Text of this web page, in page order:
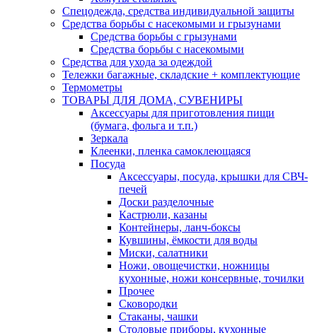
Спецодежда, средства индивидуальной защиты
Средства борьбы с насекомыми и грызунами
Средства борьбы с грызунами
Средства борьбы с насекомыми
Средства для ухода за одеждой
Тележки багажные, складские + комплектующие
Термометры
ТОВАРЫ ДЛЯ ДОМА, СУВЕНИРЫ
Аксессуары для приготовления пищи
(бумага, фольга и т.п.)
Зеркала
Клеенки, пленка самоклеющаяся
Посуда
Аксессуары, посуда, крышки для СВЧ-
печей
Доски разделочные
Кастрюли, казаны
Контейнеры, ланч-боксы
Кувшины, ёмкости для воды
Миски, салатники
Ножи, овощечистки, ножницы
кухонные, ножи консервные, точилки
Прочее
Сковородки
Стаканы, чашки
Столовые приборы, кухонные